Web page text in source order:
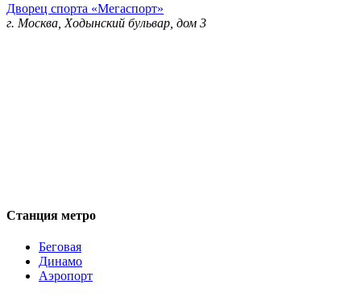
Дворец спорта «Мегаспорт»
г. Москва, Ходынский бульвар, дом 3
Станция метро
Беговая
Динамо
Аэропорт